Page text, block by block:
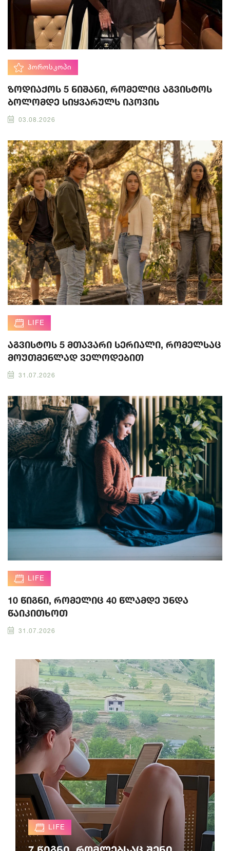
ᲰᲝᲠᲝᲡᲙᲝᲞᲘ
ზოდიაქოს 5 ნიშანი, რომელიც აგვისტოს
ბოლომდე სიყვარულს იპოვის
03.08.2026
LIFE
აგვისტოს 5 მთავარი სერიალი, რომელსაც
მოუთმენლად ველოდებით
31.07.2026
LIFE
10 წიგნი, რომელიც 40 წლამდე უნდა
წაიკითხოთ
31.07.2026
LIFE